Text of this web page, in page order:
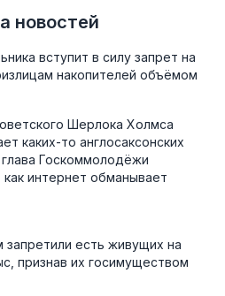
новостей
вступит в силу запрет на
накопителей объёмом
Шерлока Холмса
каких-то англосаксонских
Госкоммолодёжи
как интернет обманывает
запретили есть живущих на
признав их госимуществом